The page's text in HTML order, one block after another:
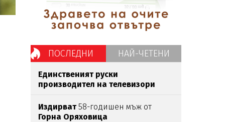
ПОСЛЕДНИ НАЙ-ЧЕТЕНИ
Единственият руски
производител на телевизори
Издирват58-годишен мъж от
Горна Оряховица